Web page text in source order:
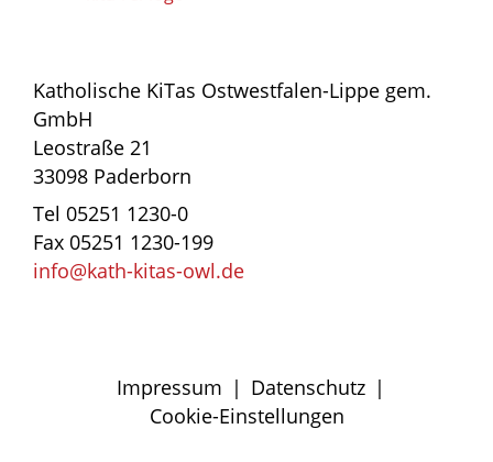
Katholische KiTas Ostwestfalen-Lippe gem.
GmbH
Leostraße 21
33098 Paderborn
Tel 05251 1230-0
Fax 05251 1230-199
info@kath-kitas-owl.de
Impressum | Datenschutz |
Cookie-Einstellungen